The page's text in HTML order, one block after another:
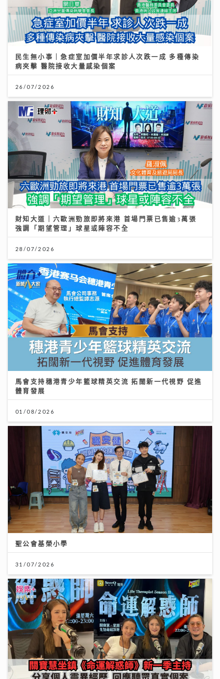
民生無小事｜急症室加價半年求診人次跌一成 多種傳染
病夾擊 醫院接收大量感染個案
26/07/2026
財知大道｜六歐洲勁旅即將來港 首場門票已售逾3萬張
強調「期望管理」球星或陣容不全
28/07/2026
馬會支持穗港青少年籃球精英交流 拓闊新一代視野 促進
體育發展
01/08/2026
聖公會基榮小學
31/07/2026